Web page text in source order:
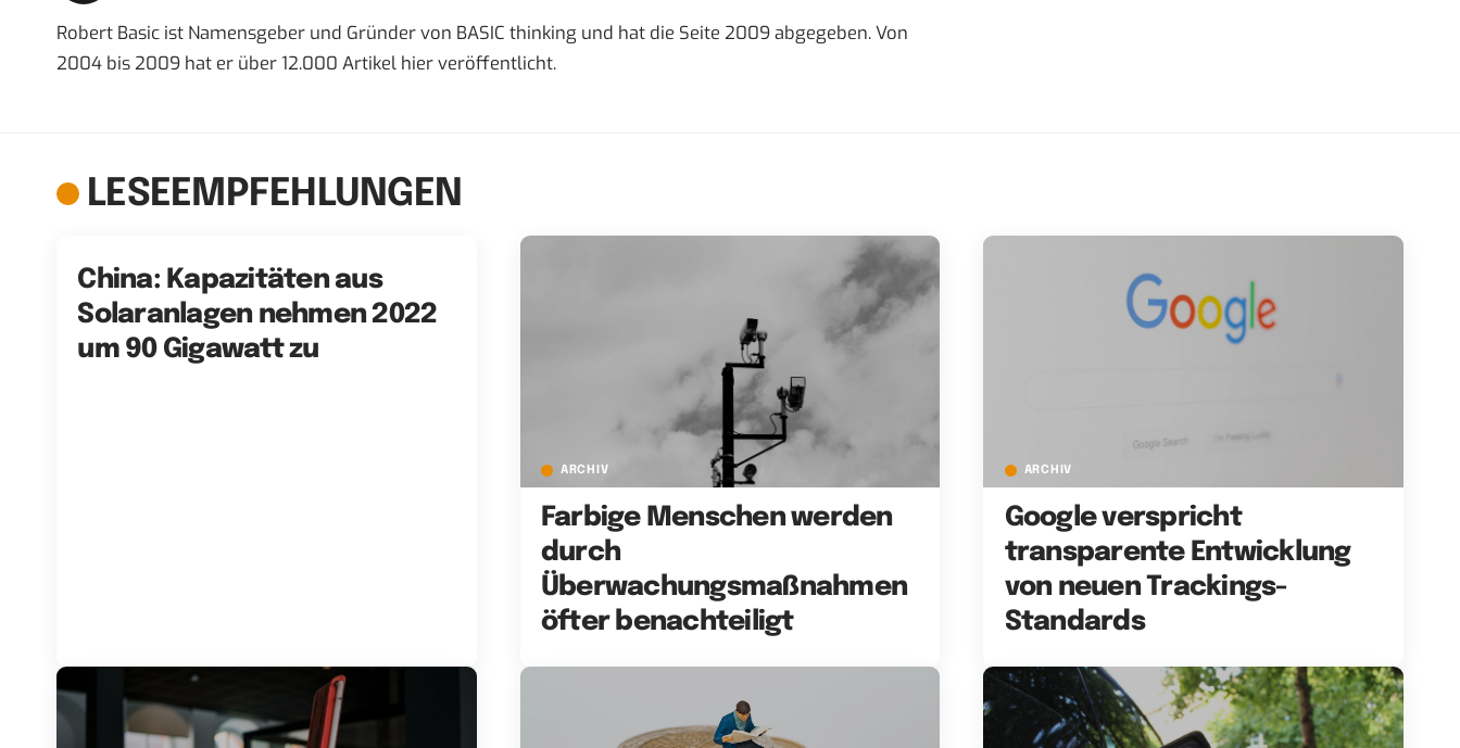
Robert Basic ist Namensgeber und Gründer von BASIC thinking und hat die Seite 2009 abgegeben. Von
2004 bis 2009 hat er über 12.000 Artikel hier veröffentlicht.
LESEEMPFEHLUNGEN
China: Kapazitäten aus
Solaranlagen nehmen 2022
um 90 Gigawatt zu
ARCHIV
Farbige Menschen werden
durch
Überwachungsmaßnahmen
öfter benachteiligt
ARCHIV
Google verspricht
transparente Entwicklung
von neuen Trackings-
Standards